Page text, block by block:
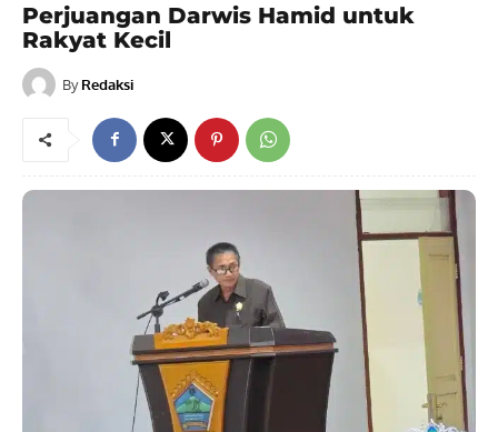
Perjuangan Darwis Hamid untuk
Rakyat Kecil
By Redaksi